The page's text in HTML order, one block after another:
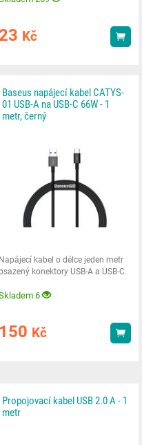
23 Kč
Baseus napájecí kabel CATYS-
01 USB-A na USB-C 66W - 1
metr, černý
Napájecí kabel o délce jeden metr
konektory USB-A a USB-C.
6
150 Kč
Propojovací kabel USB 2.0 A - 1
metr